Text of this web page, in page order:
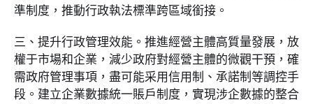
準制度，推動行政執法標準跨區域銜接。
三、提升行政管理效能。推進經營主體高質量發展，放
權于市場和企業，減少政府對經營主體的微觀干預，確
需政府管理事項，盡可能采用信用制、承諾制等調控手
段。建立企業數據統一賬戶制度，實現涉企數據的整合